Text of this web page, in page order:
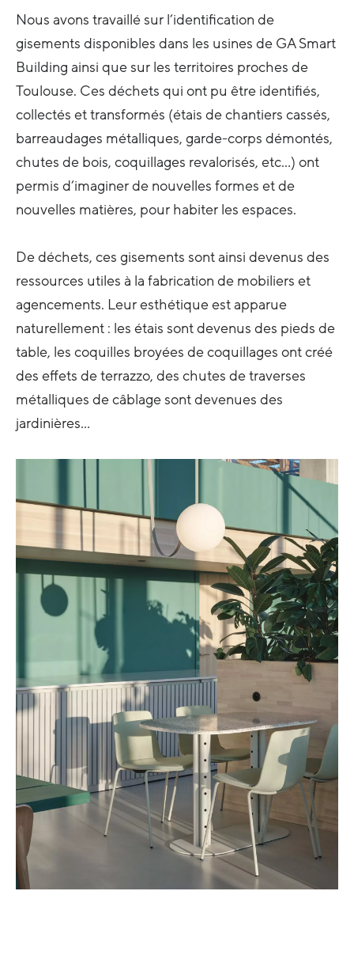
Nous avons travaillé sur l’identification de
gisements disponibles dans les usines de GA Smart
Building ainsi que sur les territoires proches de
Toulouse. Ces déchets qui ont pu être identifiés,
collectés et transformés (étais de chantiers cassés,
barreaudages métalliques, garde-corps démontés,
chutes de bois, coquillages revalorisés, etc…) ont
permis d’imaginer de nouvelles formes et de
nouvelles matières, pour habiter les espaces.
De déchets, ces gisements sont ainsi devenus des
ressources utiles à la fabrication de mobiliers et
agencements. Leur esthétique est apparue
naturellement : les étais sont devenus des pieds de
table, les coquilles broyées de coquillages ont créé
des effets de terrazzo, des chutes de traverses
métalliques de câblage sont devenues des
jardinières…